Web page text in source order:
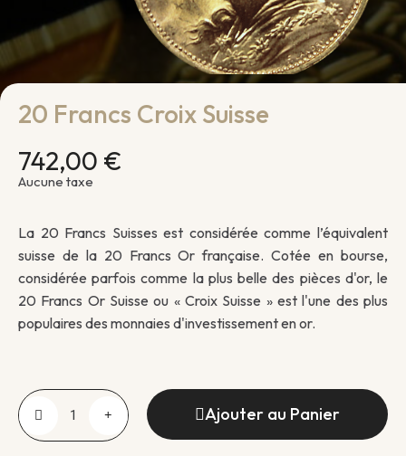
20 Francs Croix Suisse
742,00 €
Aucune taxe
La 20 Francs Suisses est considérée comme l’équivalent
suisse de la 20 Francs Or française. Cotée en bourse,
considérée parfois comme la plus belle des pièces d'or, le
20 Francs Or Suisse ou « Croix Suisse » est l'une des plus
populaires des monnaies d'investissement en or.
Ajouter au Panier